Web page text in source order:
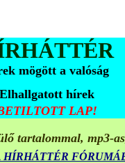
mögött a valóság
Elhallgatott hírek
LAP!
tartalommal, mp3-
HÍRHÁTTÉR